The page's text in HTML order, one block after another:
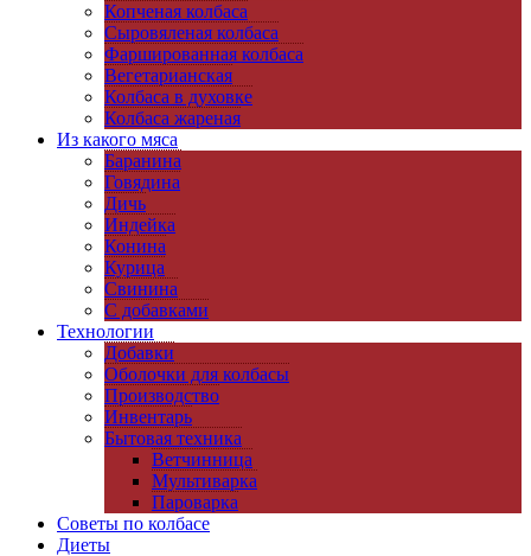
Копченая колбаса
Сыровяленая колбаса
Фаршированная колбаса
Вегетарианская
Колбаса в духовке
Колбаса жареная
Из какого мяса
Баранина
Говядина
Дичь
Индейка
Конина
Курица
Свинина
C добавками
Технологии
Добавки
Оболочки для колбасы
Производство
Инвентарь
Бытовая техника
Ветчинница
Мультиварка
Пароварка
Советы по колбасе
Диеты